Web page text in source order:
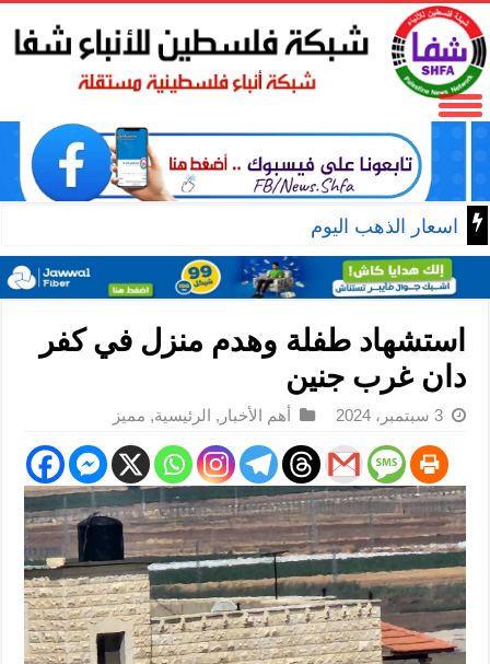
اسعار الذهب اليوم
استشهاد طفلة وهدم منزل في كفر
دان غرب جنين
3 سبتمبر، 2024 أهم الأخبار , الرئيسية, مميز